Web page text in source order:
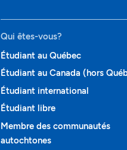
Qui êtes-vous?
Étudiant au Québec
Étudiant au Canada (hors
Étudiant international
Étudiant libre
Membre des communautés
autochtones